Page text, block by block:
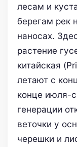
лесам и
берегам рек
наносах.
растение
китайская
летают с
конце июля-
генерации
веточки у
черешки и